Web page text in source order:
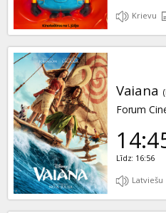
Krievu
Vaiana
Forum
Līdz: 16:56
Latviešu